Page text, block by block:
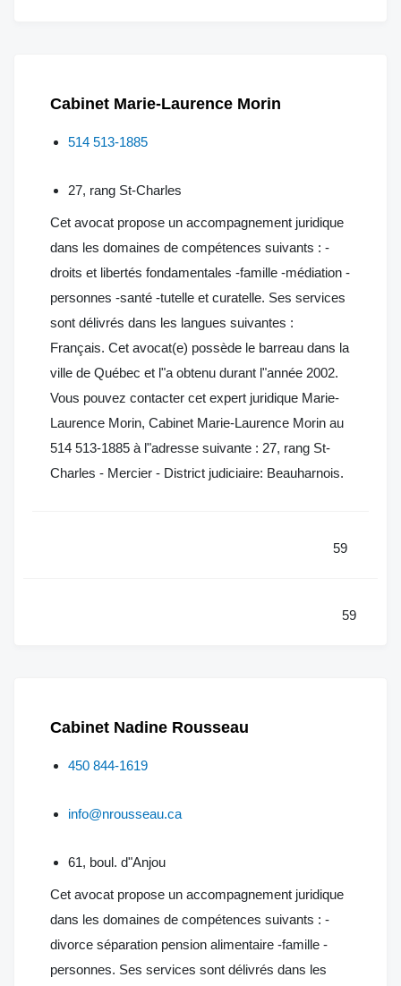
Cabinet Marie-Laurence Morin
514 513-1885
27, rang St-Charles
Cet avocat propose un accompagnement juridique
dans les domaines de compétences suivants : -
droits et libertés fondamentales -famille -médiation -
personnes -santé -tutelle et curatelle. Ses services
sont délivrés dans les langues suivantes :
Français. Cet avocat(e) possède le barreau dans la
ville de Québec et l"a obtenu durant l"année 2002.
Vous pouvez contacter cet expert juridique Marie-
Laurence Morin, Cabinet Marie-Laurence Morin au
514 513-1885 à l"adresse suivante : 27, rang St-
Charles - Mercier - District judiciaire: Beauharnois.
59
59
Cabinet Nadine Rousseau
450 844-1619
info@nrousseau.ca
61, boul. d"Anjou
Cet avocat propose un accompagnement juridique
dans les domaines de compétences suivants : -
divorce séparation pension alimentaire -famille -
personnes. Ses services sont délivrés dans les